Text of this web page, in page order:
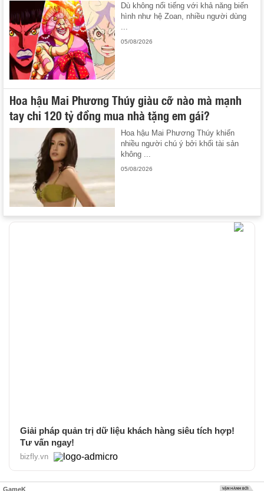
Dù không nổi tiếng với khả năng biến
hình như hệ Zoan, nhiều người dùng
05/08/2026
Hoa hậu Mai Phương Thúy giàu cỡ nào mà mạnh
tay chi 120 tỷ đồng mua nhà tặng em gái?
Hoa hậu Mai Phương Thúy khiến
nhiều người chú ý bởi khối tài sản
không ...
05/08/2026
Giải pháp quản trị dữ liệu khách hàng siêu tích hợp!
Tư vấn ngay!
bizfly.vn
GameK